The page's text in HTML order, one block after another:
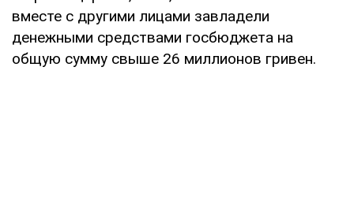
вместе с другими лицами завладели
денежными средствами госбюджета на
общую сумму свыше 26 миллионов гривен.